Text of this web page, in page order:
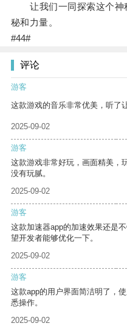
让我们一同探索这个神
秘和力量。
#44#
评论
游客
这款游戏的音乐非常优美，听了
2025-09-02
游客
这款游戏非常好玩，画面精美，
没有玩腻。
2025-09-02
游客
这款加速器app的加速效果还是
望开发者能够优化一下。
2025-09-02
游客
这款app的用户界面简洁明了，
悉操作。
2025-09-02